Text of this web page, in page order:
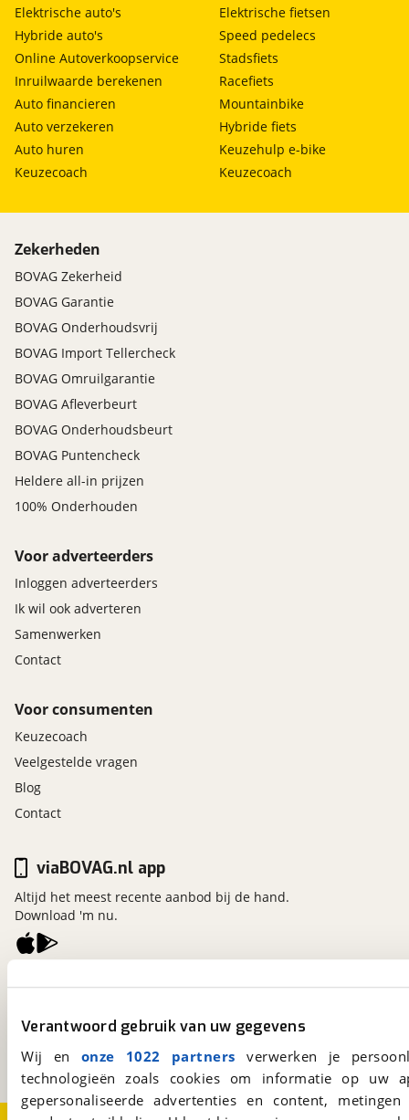
Verantwoord gebruik van uw gegevens
Wij en onze 1022 partners verwerken je
technologieën zoals cookies om informatie op
gepersonaliseerde advertenties en content,
Elektrische auto's
Hybride auto's
Online Autoverkoopservice
Inruilwaarde berekenen
Auto financieren
Auto verzekeren
Auto huren
Keuzecoach
Elektrische fietsen
Speed pedelecs
Stadsfiets
Racefiets
Mountainbike
Hybride fiets
Keuzehulp e-bike
Keuzecoach
Zekerheden
BOVAG Zekerheid
BOVAG Garantie
BOVAG Onderhoudsvrij
BOVAG Import Tellercheck
BOVAG Omruilgarantie
BOVAG Afleverbeurt
BOVAG Onderhoudsbeurt
BOVAG Puntencheck
Heldere all-in prijzen
100% Onderhouden
Voor adverteerders
Inloggen adverteerders
Ik wil ook adverteren
Samenwerken
Contact
Voor consumenten
Keuzecoach
Veelgestelde vragen
Blog
Contact
viaBOVAG.nl
3981 AJ Bunnik
Een initiatief van
BOVAG
viaBOVAG.nl app
Altijd het meest recente aanbod bij de hand.
Download 'm nu.